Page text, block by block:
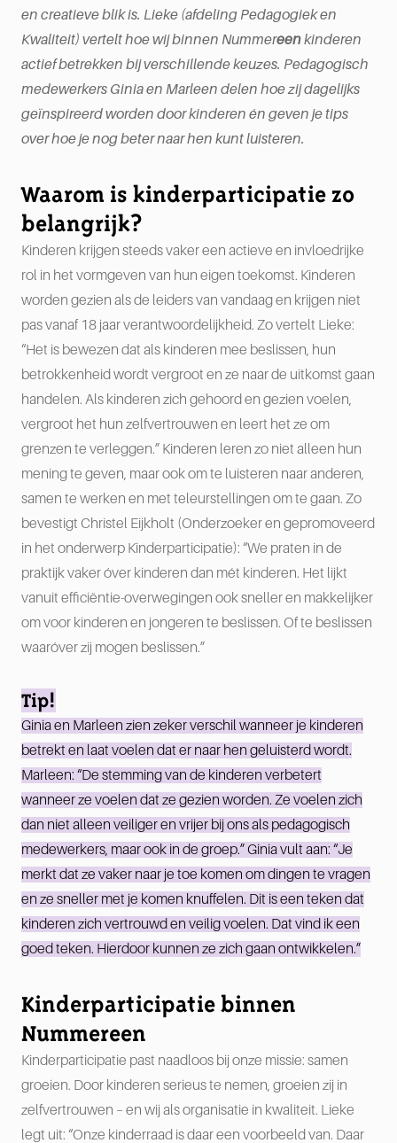
en creatieve blik is. Lieke (afdeling Pedagogiek en
Kwaliteit) vertelt hoe wij binnen Nummereenkinderen
actief betrekken bij verschillende keuzes. Pedagogisch
medewerkers Ginia en Marleen delen hoe zij dagelijks
geïnspireerd worden door kinderen én geven je tips
over hoe je nog beter naar hen kunt luisteren.
Waarom is kinderparticipatie zo
belangrijk?
Kinderen krijgen steeds vaker een actieve en invloedrijke
rol in het vormgeven van hun eigen toekomst. Kinderen
worden gezien als de leiders van vandaag en krijgen niet
pas vanaf 18 jaar verantwoordelijkheid. Zo vertelt Lieke:
“Het is bewezen dat als kinderen mee beslissen, hun
betrokkenheid wordt vergroot en ze naar de uitkomst gaan
handelen. Als kinderen zich gehoord en gezien voelen,
vergroot het hun zelfvertrouwen en leert het ze om
grenzen te verleggen.” Kinderen leren zo niet alleen hun
mening te geven, maar ook om te luisteren naar anderen,
samen te werken en met teleurstellingen om te gaan. Zo
bevestigt Christel Eijkholt (Onderzoeker en gepromoveerd
in het onderwerp Kinderparticipatie): “We praten in de
praktijk vaker óver kinderen dan mét kinderen. Het lijkt
vanuit efficiëntie-overwegingen ook sneller en makkelijker
om voor kinderen en jongeren te beslissen. Of te beslissen
waaróver zij mogen beslissen.”
Tip!
Ginia en Marleen zien zeker verschil wanneer je kinderen
betrekt en laat voelen dat er naar hen geluisterd wordt.
Marleen: “De stemming van de kinderen verbetert
wanneer ze voelen dat ze gezien worden. Ze voelen zich
dan niet alleen veiliger en vrijer bij ons als pedagogisch
medewerkers, maar ook in de groep.” Ginia vult aan: “Je
merkt dat ze vaker naar je toe komen om dingen te vragen
en ze sneller met je komen knuffelen. Dit is een teken dat
kinderen zich vertrouwd en veilig voelen. Dat vind ik een
goed teken. Hierdoor kunnen ze zich gaan ontwikkelen.”
Kinderparticipatie binnen
Nummereen
Kinderparticipatie past naadloos bij onze missie: samen
groeien. Door kinderen serieus te nemen, groeien zij in
zelfvertrouwen – en wij als organisatie in kwaliteit. Lieke
legt uit: “Onze kinderraad is daar een voorbeeld van. Daar